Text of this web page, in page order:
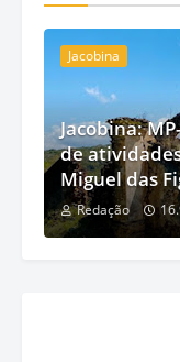
Jacobina
Jacobina:
de
Miguel das
Redação